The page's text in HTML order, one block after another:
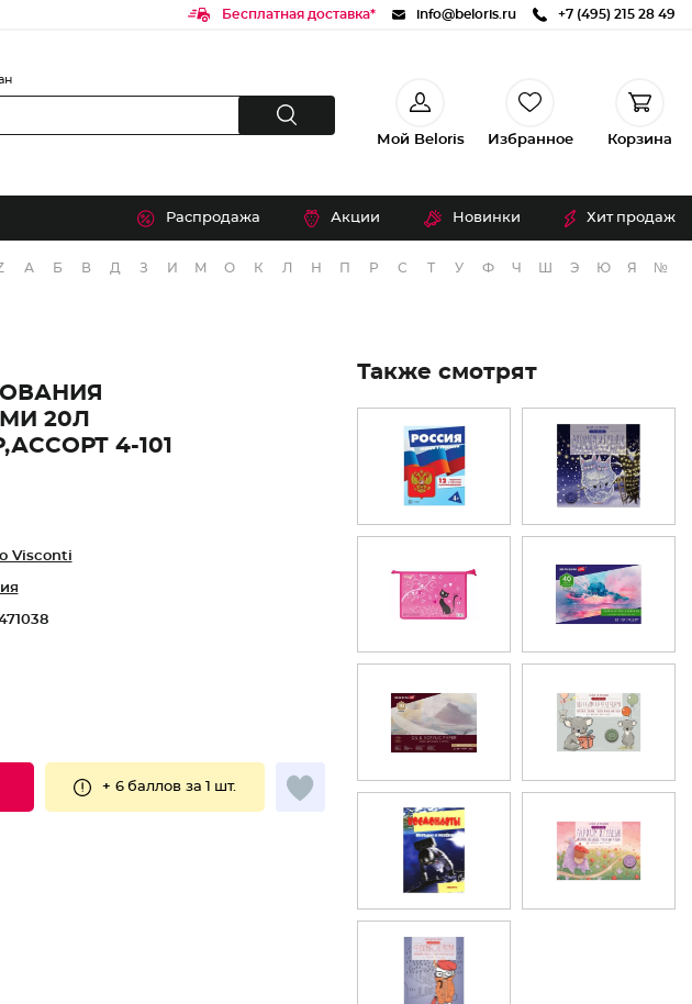
Бесплатная доставка* info@beloris.ru +7 (495) 215 28 49
Мой Beloris Избранное Корзина
Распродажа Акции Новинки Хит продаж
А Б В Д З И М О К Л Н П Р С Т У Ф Ч Э Ю Я №
20Л
4-101
Visconti
+ 6 баллов за 1 шт.
Также смотрят